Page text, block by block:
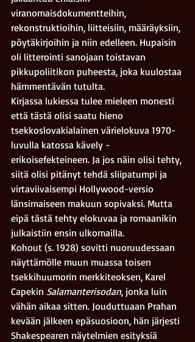
viranomaisdokumentteihin,
rekonstruktioihin, liitteisiin, määräyksiin,
pöytäkirjoihin ja niin edelleen. Hupaisin
oli litterointi sanojaan toistavan
pikkupoliitikon puheesta, joka kuulostaa
hämmentävän tutulta.
Kirjassa lukiessa tulee mieleen monesti
että tästä olisi saatu hieno
tsekkoslovakialainen värielokuva 1970-
luvulla katossa kävely -
erikoisefekteineen. Ja jos näin olisi tehty,
siitä olisi pitänyt tehdä sliipatumpi ja
virtaviivaisempi Hollywood-versio
länsimaiseen makuun sopivaksi. Mutta
eipä tästä tehty elokuvaa ja romaanikin
julkaistiin ensin ulkomailla.
Kohout (s. 1928) sovitti nuoruudessaan
näyttämölle muun muassa toisen
tsekkihuumorin merkkiteoksen, Karel
Capekin Salamanterisodan, jonka luin
vähän aikaa sitten. Jouduttuaan Prahan
kevään jälkeen epäsuosioon, hän järjesti
Shakespearen näytelmien esityksiä